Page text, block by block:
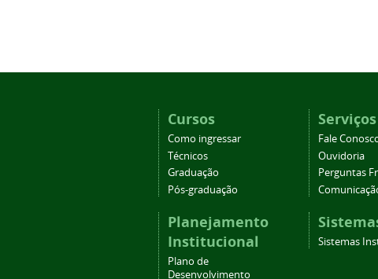
Cursos
Como ingressar
Técnicos
Graduação
Pós-graduação
Planejamento
Institucional
Plano de
Desenvolvimento
Serviços
Fale
Ouvidoria
Perguntas
Sistemas